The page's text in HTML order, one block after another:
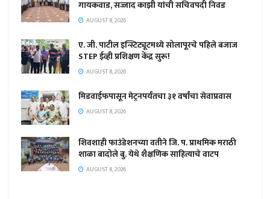
गायकवाड, सज्जाद काझी यांची सचिवपदी निवड
AUGUST 8, 2026
ए. जी. पाटील इन्स्टिट्यूटमध्ये सोलापूरचे पहिले बजाज
STEP ईव्ही प्रशिक्षण केंद्र सुरू!
AUGUST 8, 2026
मिडवाईफपासून मेट्रनपर्यंतचा ३१ वर्षांचा सेवाप्रवास
AUGUST 8, 2026
शिवशाही फाउंडेशनच्या वतीने जि. प. प्राथमिक मराठी
शाळा बादोले बु. येथे शैक्षणिक साहित्याचे वाटप
AUGUST 8, 2026